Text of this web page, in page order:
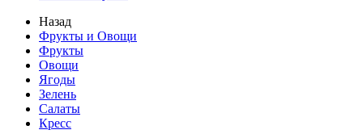
Назад
Фрукты и Овощи
Фрукты
Овощи
Ягоды
Зелень
Салаты
Кресс